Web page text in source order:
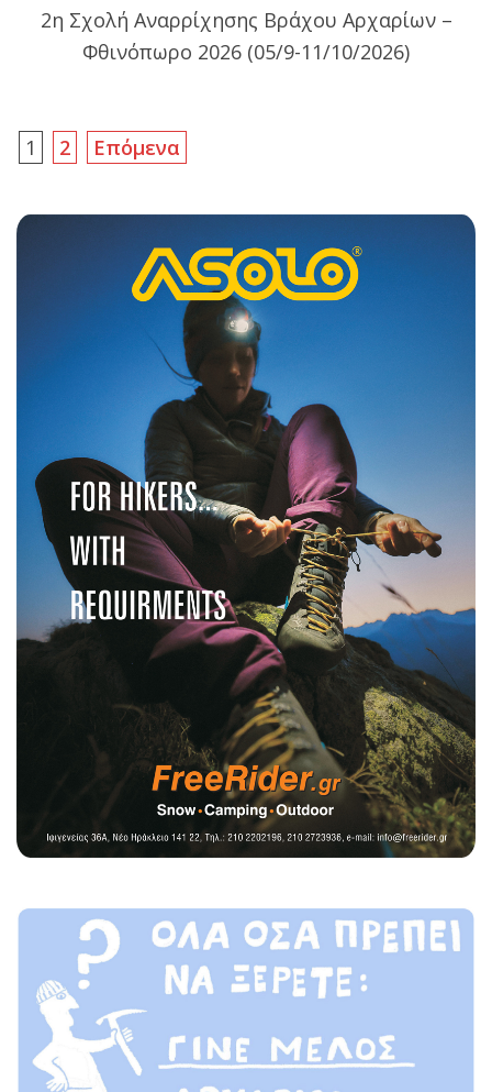
01
2η Σχολή Αναρρίχησης Βράχου Αρχαρίων –
Φθινόπωρο 2026 (05/9-11/10/2026)
Σελιδοποίηση
1 2 Επόμενα